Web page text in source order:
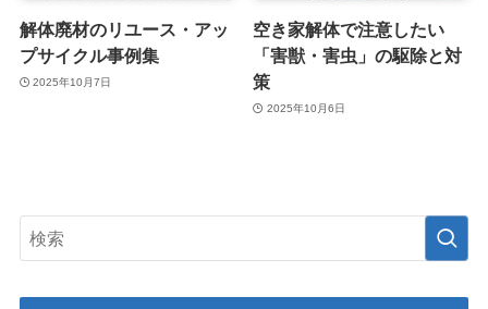
解体廃材のリユース・アッ
プサイクル事例集
2025年10月7日
空き家解体で注意したい
「害獣・害虫」の駆除と対
策
2025年10月6日